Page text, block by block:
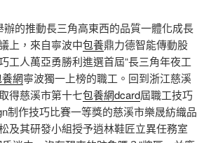
辦的推動長三角高東西的品質一體化成長
上，來自寧波中包養鼎力德智能傳動股
工人萬亞勇勝利進選首屆“長三角年夜工
網寧波獨一上榜的職工。回到浙江慈溪
得慈溪市第十七包養網dcard屆職工技巧
制作技巧比賽一等獎的慈溪市樂晟紡織品
及其研發小組授予逍林鞋匠立異任務室